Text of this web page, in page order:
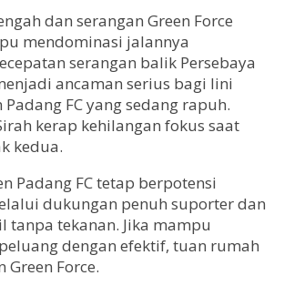
dan serangan Green Force
mendominasi jalannya
serangan balik Persebaya
ancaman serius bagi lini
Padang FC yang sedang rapuh.
kerap kehilangan fokus saat
kedua.
Padang FC tetap berpotensi
dukungan penuh suporter dan
tanpa tekanan. Jika mampu
dengan efektif, tuan rumah
Force.